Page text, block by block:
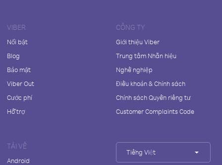
VIBER
Nổi bật
Blog
Bảo mật
Viber Out
Cước phí
Hỗ trợ
CÔNG TY
Giới thiệu Viber
Trung tâm Nhãn hiệu
Nghề nghiệp
Điều khoản & Chính sách
Chính sách Quyền riêng tư
Customer Complaints Code
TẢI VỀ
Android
Tiếng Việt